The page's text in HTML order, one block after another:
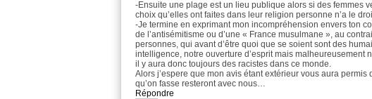
-Ensuite une plage est un lieu publique alors si des femmes
choix qu’elles ont faites dans leur religion personne n’a le
-Je termine en exprimant mon incompréhension envers ton
de l’antisémitisme ou d’une « France musulmane », au
personnes, qui avant d’être quoi que se soient sont des
intelligence, notre ouverture d’esprit mais malheureusement
il y aura donc toujours des racistes dans ce monde.
Alors j’espere que mon avis étant extérieur vous aura
qu’on fasse resteront avec nous…
Répondre